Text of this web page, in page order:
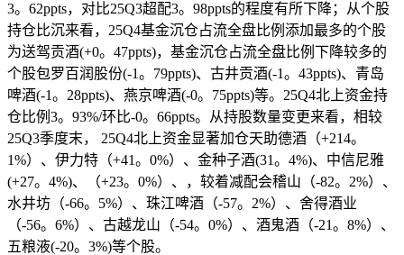
3。62ppts，对比25Q3超配3。98ppts的程度有所下降；从个股
持仓比沉来看，25Q4基金沉仓占流全盘比例添加最多的个股
为送驾贡酒(+0。47ppts)，基金沉仓占流全盘比例下降较多的
个股包罗百润股份(-1。79ppts)、古井贡酒(-1。43ppts)、青岛
啤酒(-1。28ppts)、燕京啤酒(-0。75ppts)等。25Q4北上资金持
仓比例3。93%/环比-0。66ppts。从持股数量变更来看，相较
25Q3季度末， 25Q4北上资金显著加仓天助德酒（+214。
1%）、伊力特（+41。0%）、金种子酒(31。4%)、中信尼雅
(+27。4%)、（+23。0%）、，较着减配会稽山（-82。2%）、
水井坊（-66。5%）、珠江啤酒（-57。2%）、舍得酒业
（-56。6%）、古越龙山（-54。0%）、酒鬼酒（-21。8%）、
五粮液(-20。3%)等个股。